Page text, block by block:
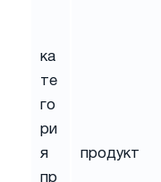
ка
те
го
ри
я
пр
продукт